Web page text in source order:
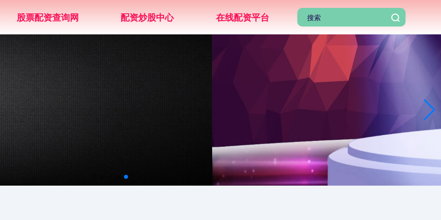
股票配资查询网 配资炒股中心 在线配资平台
多分站齐推广，性价比高 批量数据分析，帮助及时调整优化